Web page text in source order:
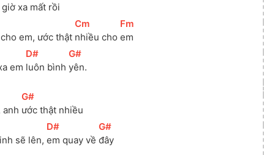
giờ xa mất rồi
em, ước thật
[
Cm
nhiều cho
[Fm
em
em
[D#
luôn bình
[
G#
yên.
anh
[
G#
ước thật nhiều
sẽ lên,
[D#
em quay về
[
G#
đây